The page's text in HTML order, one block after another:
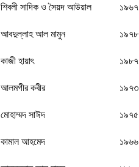
শিবলী সাদিক ও সৈয়দ আউয়াল ১৯৬৭
আবদুল্লাহ আল মামুন ১৯৭৮
কাজী হায়াৎ ১৯৮৭
আলমগীর কবীর ১৯৭৩
মোহাম্মদ সাঈদ ১৯৭৫
কামাল আহমেদ ১৯৬৬